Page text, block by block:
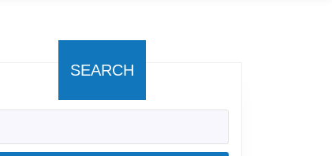
SEARCH